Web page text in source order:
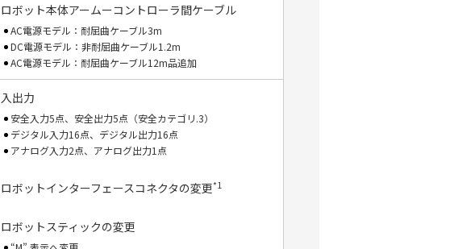
ロボット本体アームーコントローラ間ケーブル
AC電源モデル：耐屈曲ケーブル3m
DC電源モデル：非耐屈曲ケーブル1.2m
AC電源モデル：耐屈曲ケーブル12m品追加
入出力
安全入力5点、安全出力5点（安全カテゴリ.3）
デジタル入力16点、デジタル出力16点
アナログ入力2点、アナログ出力1点
ロボットインターフェースコネクタの変更*1
ロボットスティックの変更